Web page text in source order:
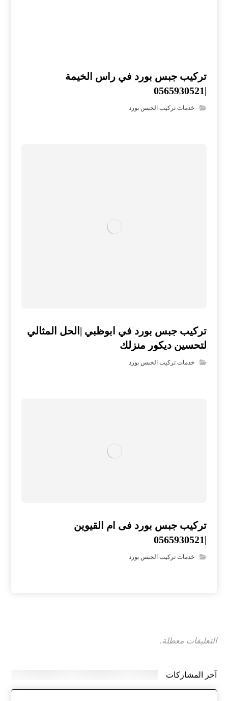
تركيب جبس بورد في راس الخيمة
|0565930521
خدمات تركيب الجبس بورد
تركيب جبس بورد في ابوظبي |الحل المثالي
لتحسين ديكور منزلك
خدمات تركيب الجبس بورد
تركيب جبس بورد فى ام القيوين
|0565930521
خدمات تركيب الجبس بورد
التعليقات معطلة.
آخر المشاركات